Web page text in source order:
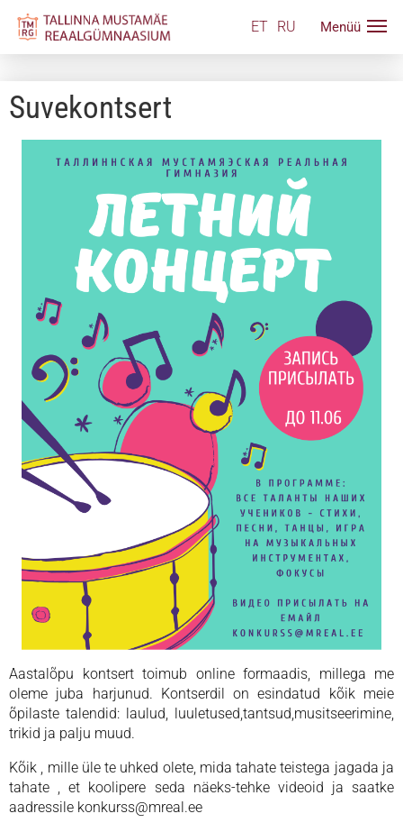
ET RU
Suvekontsert
Aastalõpu kontsert toimub online formaadis, millega me
oleme juba harjunud. Kontserdil on esindatud kõik meie
õpilaste talendid: laulud, luuletused,tantsud,musitseerimine,
trikid ja palju muud.
Kõik , mille üle te uhked olete, mida tahate teistega jagada ja
tahate , et koolipere seda näeks-tehke videoid ja saatke
aadressile konkurss@mreal.ee